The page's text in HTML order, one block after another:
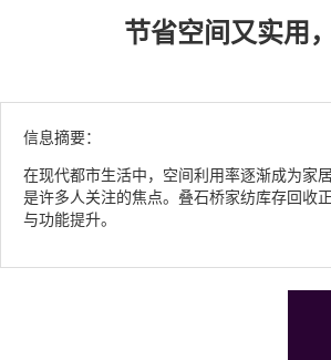
节省空间又实用
信息摘要：
在现代都市生活中，空间利用率逐渐成为家
是许多人关注的焦点。叠石桥家纺库存回收
与功能提升。